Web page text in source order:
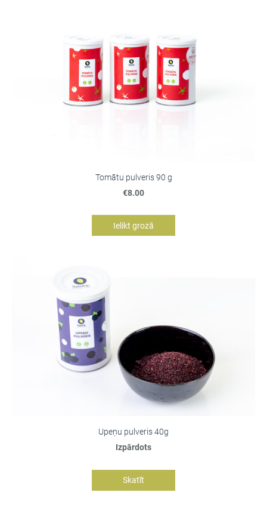
Tomātu pulveris 90 g
€8.00
Ielikt grozā
Upeņu pulveris 40g
Izpārdots
Skatīt